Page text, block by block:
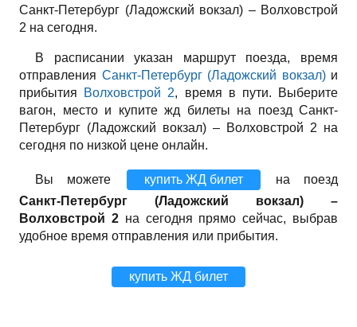
Санкт-Петербург (Ладожский вокзал) – Волховстрой
2 на сегодня.
В расписании указан маршрут поезда, время
отправления Санкт-Петербург (Ладожский вокзал)и
прибытия
Волховстрой 2, время в пути. Выберите
вагон, место и купите жд билеты на поезд Санкт-
Петербург (Ладожский вокзал) – Волховстрой 2 на
сегодня по низкой цене онлайн.
Вы можете купить ЖД билет
на поезд
Санкт-Петербург (Ладожский вокзал) –
Волховстрой 2на сегодня прямо сейчас, выбрав
удобное время отправления или прибытия.
купить ЖД билет